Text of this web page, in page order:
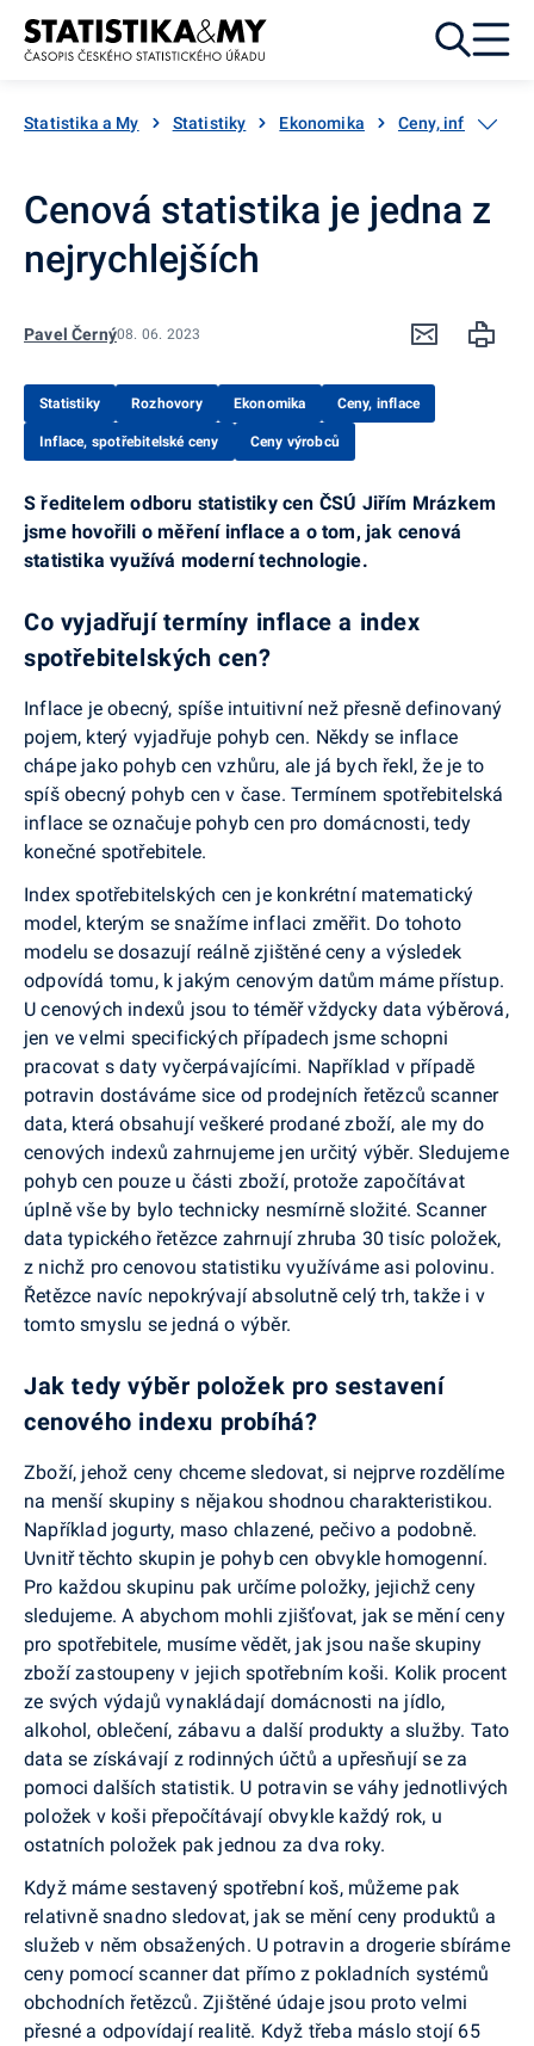
Přejít k obsahu
Statistika a My Statistiky Ekonomika Ceny, inflace
Cenová statistika je jedna z
nejrychlejších
Pavel Černý08. 06. 2023
Statistiky Rozhovory Ekonomika Ceny, inflace
Inflace, spotřebitelské ceny Ceny výrobců
S ředitelem odboru statistiky cen ČSÚ Jiřím Mrázkem
jsme hovořili o měření inflace a o tom, jak cenová
statistika využívá moderní technologie.
Co vyjadřují termíny inflace a index
spotřebitelských cen?
Inflace je obecný, spíše intuitivní než přesně definovaný
pojem, který vyjadřuje pohyb cen. Někdy se inflace
chápe jako pohyb cen vzhůru, ale já bych řekl, že je to
spíš obecný pohyb cen v čase. Termínem spotřebitelská
inflace se označuje pohyb cen pro domácnosti, tedy
konečné spotřebitele.
Index spotřebitelských cen je konkrétní matematický
model, kterým se snažíme inflaci změřit. Do tohoto
modelu se dosazují reálně zjištěné ceny a výsledek
odpovídá tomu, k jakým cenovým datům máme přístup.
U cenových indexů jsou to téměř vždycky data výběrová,
jen ve velmi specifických případech jsme schopni
pracovat s daty vyčerpávajícími. Například v případě
potravin dostáváme sice od prodejních řetězců scanner
data, která obsahují veškeré prodané zboží, ale my do
cenových indexů zahrnujeme jen určitý výběr. Sledujeme
pohyb cen pouze u části zboží, protože započítávat
úplně vše by bylo technicky nesmírně složité. Scanner
data typického řetězce zahrnují zhruba 30 tisíc položek,
z nichž pro cenovou statistiku využíváme asi polovinu.
Řetězce navíc nepokrývají absolutně celý trh, takže i v
tomto smyslu se jedná o výběr.
Jak tedy výběr položek pro sestavení
cenového indexu probíhá?
Zboží, jehož ceny chceme sledovat, si nejprve rozdělíme
na menší skupiny s nějakou shodnou charakteristikou.
Například jogurty, maso chlazené, pečivo a podobně.
Uvnitř těchto skupin je pohyb cen obvykle homogenní.
Pro každou skupinu pak určíme položky, jejichž ceny
sledujeme. A abychom mohli zjišťovat, jak se mění ceny
pro spotřebitele, musíme vědět, jak jsou naše skupiny
zboží zastoupeny v jejich spotřebním koši. Kolik procent
ze svých výdajů vynakládají domácnosti na jídlo,
alkohol, oblečení, zábavu a další produkty a služby. Tato
data se získávají z rodinných účtů a upřesňují se za
pomoci dalších statistik. U potravin se váhy jednotlivých
položek v koši přepočítávají obvykle každý rok, u
ostatních položek pak jednou za dva roky.
Když máme sestavený spotřební koš, můžeme pak
relativně snadno sledovat, jak se mění ceny produktů a
služeb v něm obsažených. U potravin a drogerie sbíráme
ceny pomocí scanner dat přímo z pokladních systémů
obchodních řetězců. Zjištěné údaje jsou proto velmi
přesné a odpovídají realitě. Když třeba máslo stojí 65